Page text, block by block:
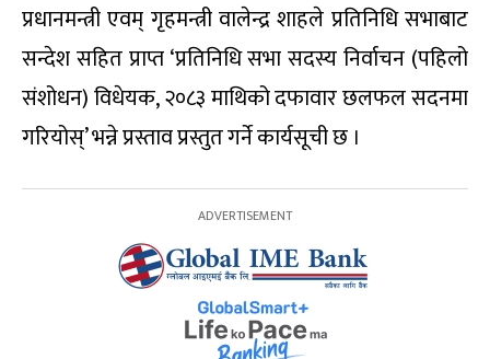
प्रधानमन्त्री एवम् गृहमन्त्री वालेन्द्र शाहले प्रतिनिधि सभाबाट
सन्देश सहित प्राप्त ‘प्रतिनिधि सभा सदस्य निर्वाचन (पहिलो
संशोधन) विधेयक, २०८३ माथिको दफावार छलफल सदनमा
गरियोस्’ भन्ने प्रस्ताव प्रस्तुत गर्ने कार्यसूची छ ।